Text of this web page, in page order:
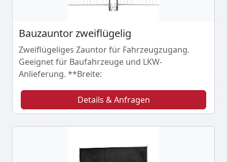
Bauzauntor zweiflügelig
Zweiflügeliges Zauntor für Fahrzeugzugang.
Geeignet für Baufahrzeuge und LKW-
Anlieferung. **Breite:
Details & Anfragen